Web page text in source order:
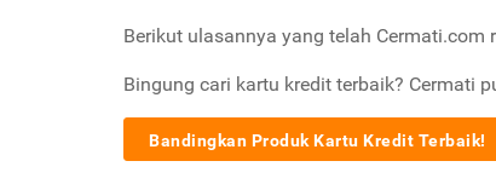
Berikut ulasannya yang telah Cermati.com
Bingung cari kartu kredit terbaik? Cermati
Bandingkan Produk Kartu Kredit Terbaik!